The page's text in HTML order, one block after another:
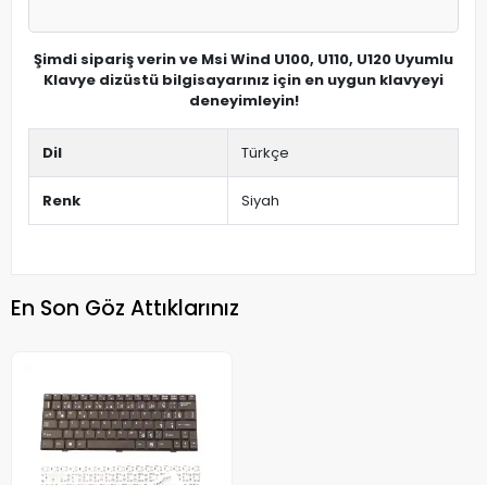
Şimdi sipariş verin ve Msi Wind U100, U110, U120 Uyumlu
Klavye dizüstü bilgisayarınız için en uygun klavyeyi
deneyimleyin!
Dil Türkçe
Renk Siyah
En Son Göz Attıklarınız